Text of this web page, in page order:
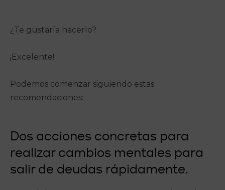
¿Te gustaría hacerlo?
¡Excelente!
Podemos comenzar siguiendo estas
recomendaciones:
Dos acciones concretas para
realizar cambios mentales para
salir de deudas rápidamente.